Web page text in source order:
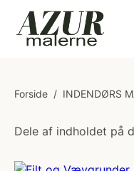
Forside / INDENDØRS
Dele af indholdet på